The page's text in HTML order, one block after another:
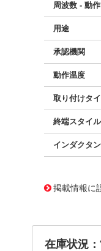
周波数 - 動作
用途
承認機関
動作温度
取り付けタ
終端スタイル
インダクタ
掲載情報に
在庫状況